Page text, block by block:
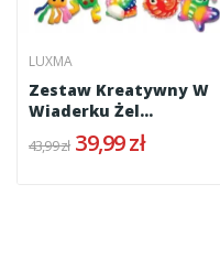
LUXMA
Zestaw Kreatywny W
Wiaderku Żel
Kryształowy...
43,99 zł 39,99 zł